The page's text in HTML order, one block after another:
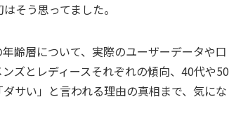
そう思ってました。
齢層について、実際のユーザーデータや口
ズとレディースそれぞれの傾向、40代や50
サい」と言われる理由の真相まで、気にな